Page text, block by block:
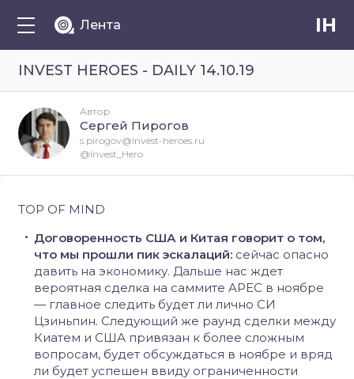
Лента IH
INVEST HEROES - DAILY 14.10.19
TOP OF MIND
Договоренность США и Китая говорит о том,
что мы прошли пик эскалаций: сейчас опасно
давить на экономику. Дальше нас ждет
вероятная сделка на саммите APEC в ноябре
— главное следить будет ли лично СИ
Цзиньпин. Следующий же раунд сделки между
Киатем и США привязан к более сложным
вопросам, будет обсуждаться в ноябре и вряд
ли будет успешен ввиду ограниченности
Автор
Сергей Пирогов
s.pirogov@Invest-heroes.ru
@Invest_Hero